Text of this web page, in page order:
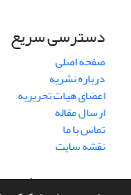
دسترسی سریع
صفحه اصلی
درباره نشریه
اعضای هیات تحریریه
ارسال مقاله
تماس با ما
نقشه سایت
سامانه مدیریت